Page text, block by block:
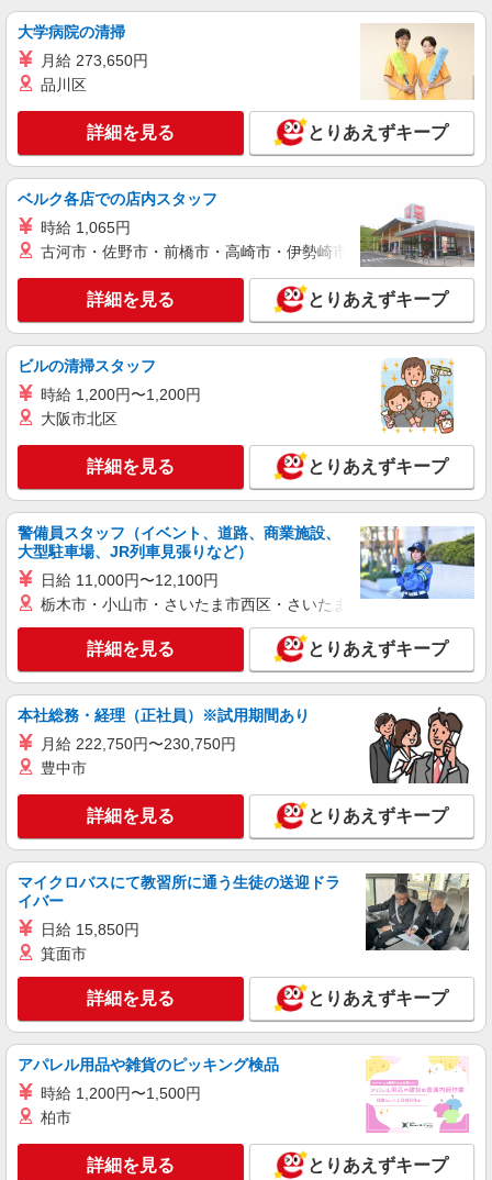
大学病院の清掃
月給 273,650円
品川区
詳細を見る とりあえずキープ
ベルク各店での店内スタッフ
時給 1,065円
古河市・佐野市・前橋市・高崎市・伊勢崎市・太田市・館林市
詳細を見る とりあえずキープ
ビルの清掃スタッフ
時給 1,200円〜1,200円
大阪市北区
詳細を見る とりあえずキープ
警備員スタッフ（イベント、道路、商業施設、
大型駐車場、JR列車見張りなど）
日給 11,000円〜12,100円
栃木市・小山市・さいたま市西区・さいたま市岩槻区・久喜市・
詳細を見る とりあえずキープ
本社総務・経理（正社員）※試用期間あり
月給 222,750円〜230,750円
豊中市
詳細を見る とりあえずキープ
マイクロバスにて教習所に通う生徒の送迎ドラ
イバー
日給 15,850円
箕面市
詳細を見る とりあえずキープ
アパレル用品や雑貨のピッキング検品
時給 1,200円〜1,500円
柏市
詳細を見る とりあえずキープ